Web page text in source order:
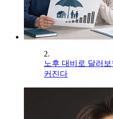
2.
노후 대비로 달러
커진다